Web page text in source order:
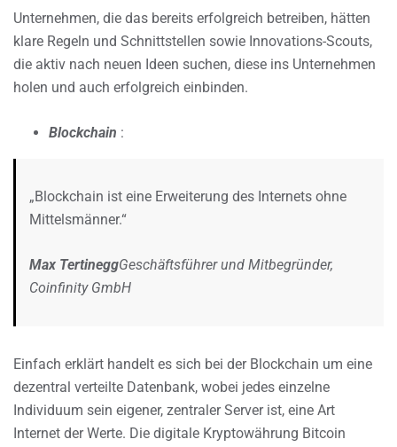
Unternehmen, die das bereits erfolgreich betreiben, hätten
klare Regeln und Schnittstellen sowie Innovations-Scouts,
die aktiv nach neuen Ideen suchen, diese ins Unternehmen
holen und auch erfolgreich einbinden.
Blockchain :
„Blockchain ist eine Erweiterung des Internets ohne
Mittelsmänner.“
Max TertineggGeschäftsführer und Mitbegründer,
Coinfinity GmbH
Einfach erklärt handelt es sich bei der Blockchain um eine
dezentral verteilte Datenbank, wobei jedes einzelne
Individuum sein eigener, zentraler Server ist, eine Art
Internet der Werte. Die digitale Kryptowährung Bitcoin